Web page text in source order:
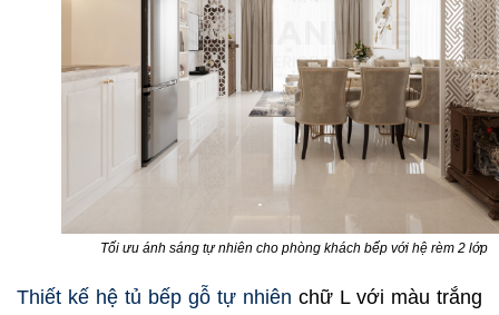
Tối ưu ánh sáng tự nhiên cho phòng khách bếp với hệ rèm 2 lớp
Thiết kế hệ tủ bếp gỗ tự nhiên chữ L với màu trắng